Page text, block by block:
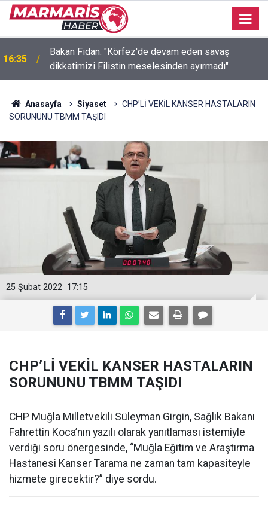
16:35
Bakan Fidan: "Körfez'de devam eden savaş
dikkatimizi Filistin meselesinden ayırmadı"
Anasayfa Siyaset
CHP’Lİ VEKİL KANSER HASTALARIN
SORUNUNU TBMM TAŞIDI
17:15
25 Şubat 2022
CHP’Lİ VEKİL KANSER HASTALARIN
SORUNUNU TBMM TAŞIDI
CHP Muğla Milletvekili Süleyman Girgin, Sağlık Bakanı
Fahrettin Koca’nın yazılı olarak yanıtlaması istemiyle
verdiği soru önergesinde, “Muğla Eğitim ve Araştırma
Hastanesi Kanser Tarama ne zaman tam kapasiteyle
hizmete girecektir?” diye sordu.